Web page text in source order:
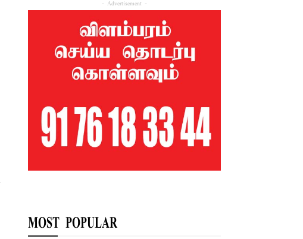
- Advertisement -
MOST POPULAR